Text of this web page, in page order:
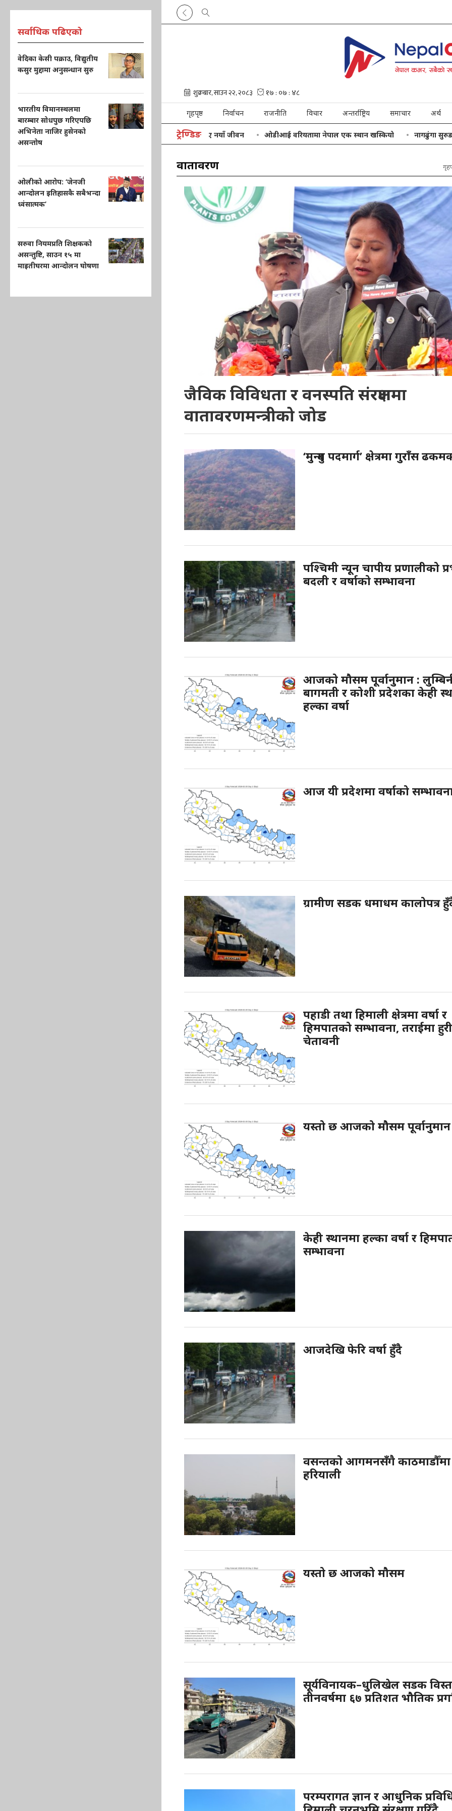
सर्वाधिक पढिएको
वेदिका केसी पक्राउ, विद्युतीय
कसुर मुद्दामा अनुसन्धान सुरु
भारतीय विमानस्थलमा
बारम्बार सोधपुछ गरिएपछि
अभिनेता नाजिर हुसेनको
असन्तोष
ओलीको आरोप: ‘जेनजी
आन्दोलन इतिहासकै सबैभन्दा
ध्वंसात्मक’
सरुवा नियमप्रति शिक्षकको
असन्तुष्टि, साउन १५ मा
माइतीघरमा आन्दोलन घोषणा
गृहपृष्ठ निर्वाचन राजनीति विचार अन्तर्राष्ट्रिय समाचार अर्थ
ट्रेण्डिङ
भारतका चिकित्सकले पाकिस्तानकी किशोरीलाई दिए नयाँ जीवन ओडीआई वरियतामा नेपाल एक स्थान खस्कियो नागढुंगा सुरुङमार्ग
वातावरण
जैविक विविधता र वनस्पति संरक्षणमा
वातावरणमन्त्रीको जोड
‘मुन्दुम पदमार्ग’ क्षेत्रमा गुराँस
पश्चिमी न्यून चापीय प्रणालीको
बदली र वर्षाको सम्भावना
आजको मौसम पूर्वानुमान :
बागमती र कोशी प्रदेशका केही
हल्का वर्षा
आज यी प्रदेशमा वर्षाको
ग्रामीण सडक धमाधम कालोपत्र
पहाडी तथा हिमाली क्षेत्रमा वर्षा र
हिमपातको सम्भावना, तराईमा
चेतावनी
यस्तो छ आजको मौसम पूर्वानुमान
केही स्थानमा हल्का वर्षा र
सम्भावना
आजदेखि फेरि वर्षा हुँदै
वसन्तको आगमनसँगै काठमाडौँमा
हरियाली
यस्तो छ आजको मौसम
सूर्यविनायक–धुलिखेल सडक
तीनवर्षमा ६७ प्रतिशत भौतिक
परम्परागत ज्ञान र आधुनिक